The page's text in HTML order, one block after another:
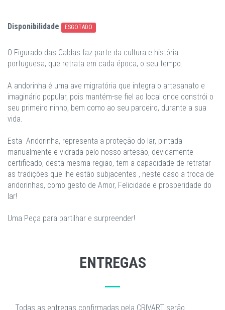
Disponibilidade ESGOTADO
O Figurado das Caldas faz parte da cultura e história
portuguesa, que retrata em cada época, o seu tempo.
A andorinha é uma ave migratória que integra o artesanato e
imaginário popular, pois mantém-se fiel ao local onde constrói o
seu primeiro ninho, bem como ao seu parceiro, durante a sua
vida.
Esta Andorinha, representa a proteção do lar, pintada
manualmente e vidrada pelo nosso artesão, devidamente
certificado, desta mesma região, tem a capacidade de retratar
as tradições que lhe estão subjacentes , neste caso a troca de
andorinhas, como gesto de Amor, Felicidade e prosperidade do
lar!
Uma Peça para partilhar e surpreender!
ENTREGAS
Todas as entregas confirmadas pela CRIVART serão